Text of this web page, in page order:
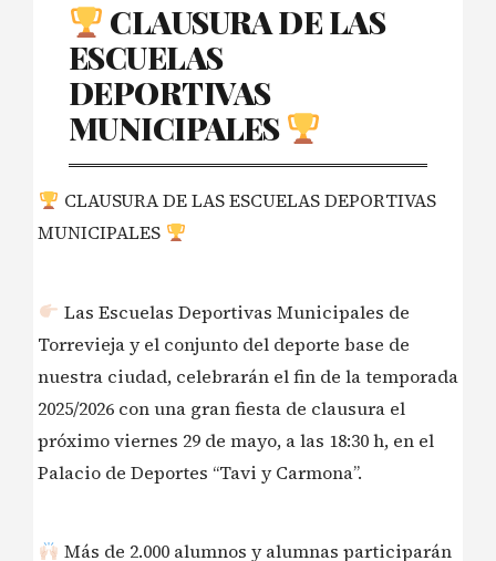
CLAUSURA DE LAS
ESCUELAS
DEPORTIVAS
MUNICIPALES
CLAUSURA DE LAS ESCUELAS DEPORTIVAS
MUNICIPALES
Las Escuelas Deportivas Municipales de
Torrevieja y el conjunto del deporte base de
nuestra ciudad, celebrarán el fin de la temporada
2025/2026 con una gran fiesta de clausura el
próximo viernes 29 de mayo, a las 18:30 h, en el
Palacio de Deportes “Tavi y Carmona”.
Más de 2.000 alumnos y alumnas participarán